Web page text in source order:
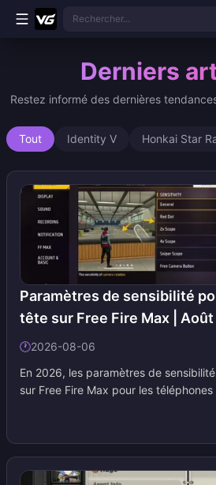
Aller au contenu principal
Rechercher...
Derniers
Restez informé des dernières
Tout Identity V Honkai Star
Paramètres de sensibilité
tête sur Free Fire Max |
🕐2026-08-06
En 2026, les paramètres de
sur Free Fire Max pour les
Générale / Point rouge élevée sur
graphismes Fluides et un bouton de
sans le lever. Ajoutez cette page à
mettons à jour les tableaux dès que